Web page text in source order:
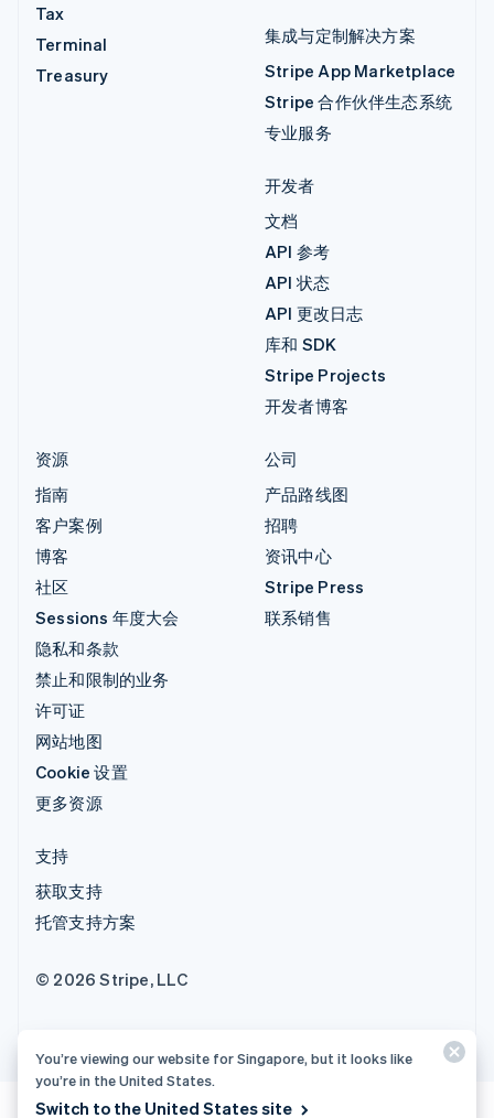
Tax
Terminal
Treasury
集成与定制解决方案
Stripe App Marketplace
Stripe 合作伙伴生态系统
专业服务
开发者
文档
API 参考
API 状态
API 更改日志
库和 SDK
Stripe Projects
开发者博客
资源
指南
客户案例
博客
社区
Sessions 年度大会
隐私和条款
禁止和限制的业务
许可证
网站地图
Cookie 设置
更多资源
公司
产品路线图
招聘
资讯中心
Stripe Press
联系销售
支持
获取支持
托管支持方案
© 2026 Stripe, LLC
You’re viewing our website for Singapore, but it looks like
you’re in the United States.
Switch to the United States site